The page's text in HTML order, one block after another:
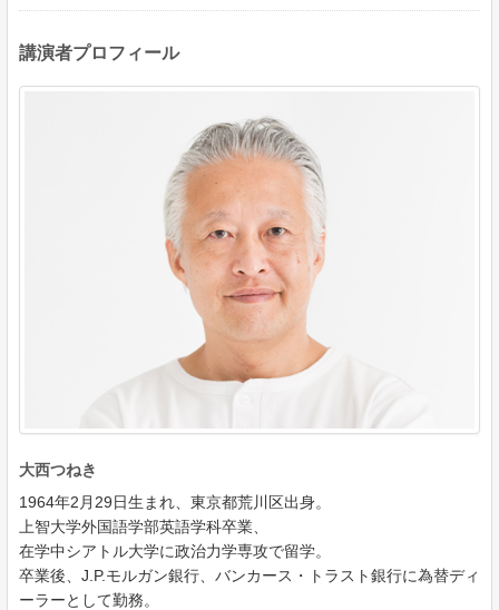
講演者プロフィール
大西つねき
1964年2月29日生まれ、東京都荒川区出身。
上智大学外国語学部英語学科卒業、
在学中シアトル大学に政治力学専攻で留学。
卒業後、J.P.モルガン銀行、バンカース・トラスト銀行に為替ディ
ーラーとして勤務。